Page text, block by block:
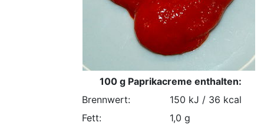
100 g Paprikacreme enthalten:
Brennwert:
150 kJ / 36 kcal
Fett:
1,0 g